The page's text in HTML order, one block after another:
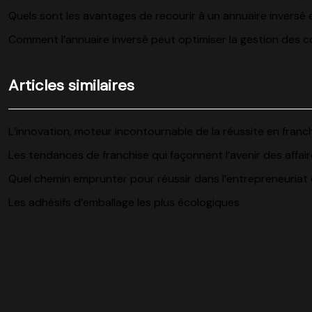
Quels sont les avantages de recourir à un annuaire inversé
Comment l’annuaire inversé peut optimiser la gestion des
Articles similaires
L’innovation, moteur incontournable de la réussite en
Les tendances de franchise qui façonnent l’avenir des
Quel chemin emprunter pour réussir dans l’entrepreneuriat
Les adhésifs d’emballage les plus écologiques